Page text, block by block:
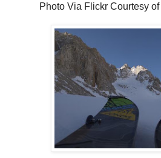
Photo Via Flickr Courtesy